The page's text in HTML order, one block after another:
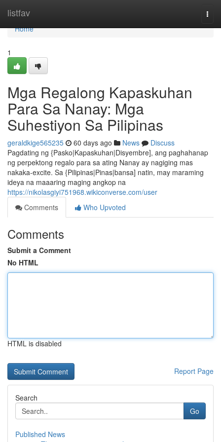
listfav
Home
Home
1
Mga Regalong Kapaskuhan
Para Sa Nanay: Mga
Suhestiyon Sa Pilipinas
geraldkige565235 60 days ago News
Discuss
Pagdating ng {Pasko|Kapaskuhan|Disyembre], ang paghahanap
ng perpektong regalo para sa ating Nanay ay nagiging mas
nakaka-excite. Sa {Pilipinas|Pinas|bansa] natin, may maraming
ideya na maaaring maging angkop na
https://nikolasgiyi751968.wikiconverse.com/user
Comments
Who Upvoted
Comments
Submit a Comment
No HTML
HTML is disabled
Report Page
Search
Go
Published News